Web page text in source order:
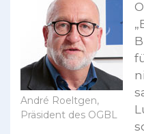
André Roeltgen,
Präsident des OGBL